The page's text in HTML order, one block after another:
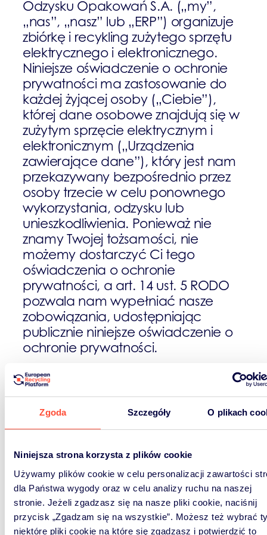
Zgoda Szczegóły O plikach
Niniejsza strona korzysta z plików cookie
Używamy plików cookie w celu personalizacji zawartości
dla Państwa wygody oraz w celu analizy ruchu na naszej
stronie. Jeżeli zgadzasz się na nasze pliki cookie, naciśnij
przycisk „Zgadzam się na wszystkie”. Możesz też wybrać
niektóre pliki cookie na które się zgadzasz i potwierdzić to
Odzysku Opakowań S.A. („my”,
„nas”, „nasz” lub „ERP”) organizuje
zbiórkę i recykling zużytego sprzętu
elektrycznego i elektronicznego.
Niniejsze oświadczenie o ochronie
prywatności ma zastosowanie do
każdej żyjącej osoby („Ciebie”),
której dane osobowe znajdują się w
zużytym sprzęcie elektrycznym i
elektronicznym („Urządzenia
zawierające dane”), który jest nam
przekazywany bezpośrednio przez
osoby trzecie w celu ponownego
wykorzystania, odzysku lub
unieszkodliwienia. Ponieważ nie
znamy Twojej tożsamości, nie
możemy dostarczyć Ci tego
oświadczenia o ochronie
prywatności, a art. 14 ust. 5 RODO
pozwala nam wypełniać nasze
zobowiązania, udostępniając
publicznie niniejsze oświadczenie o
ochronie prywatności.
Nie chcemy przetwarzać Twoich
danych osobowych i wolimy, abyś
postępował zgodnie z naszymi
zaleceniami i trwale usuwał
zawierających dane, zanim je
otrzymamy. Jeśli zdecydujesz się
pozostawić dane osobowe na
przekazanym nam Urządzeniu
zawierającym dane, możemy
wówczas uzyskać dostęp do